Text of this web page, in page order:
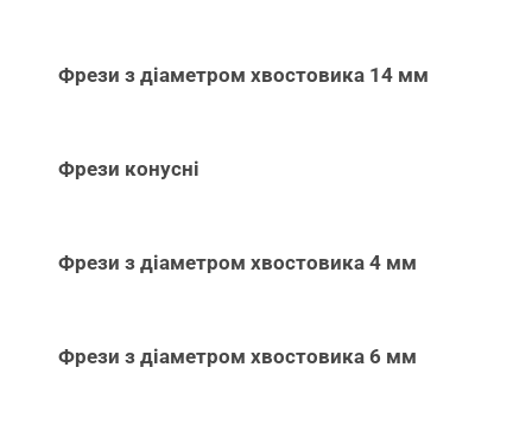
Фрези з діаметром хвостовика 14 мм
Фрези конусні
Фрези з діаметром хвостовика 4 мм
Фрези з діаметром хвостовика 6 мм